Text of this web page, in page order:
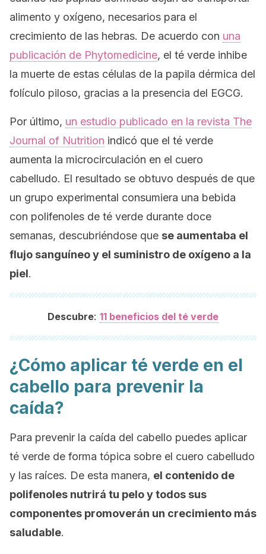
alimento y oxígeno, necesarios para el
crecimiento de las hebras. De acuerdo con una
publicación de Phytomedicine, el té verde inhibe
la muerte de estas células de la papila dérmica del
folículo piloso, gracias a la presencia del EGCG.
Por último, un estudio publicado en la revista The
Journal of Nutrition indicó que el té verde
aumenta la microcirculación en el cuero
cabelludo. El resultado se obtuvo después de que
un grupo experimental consumiera una bebida
con polifenoles de té verde durante doce
semanas, descubriéndose que se aumentaba el
flujo sanguíneo y el suministro de oxígeno a la
piel.
Descubre: 11 beneficios del té verde
¿Cómo aplicar té verde en el
cabello para prevenir la
caída?
Para prevenir la caída del cabello puedes aplicar
té verde de forma tópica sobre el cuero cabelludo
y las raíces. De esta manera, el contenido de
polifenoles nutrirá tu pelo y todos sus
componentes promoverán un crecimiento más
saludable.